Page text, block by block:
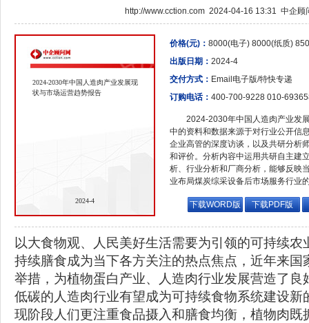
http://www.cction.com 2024-04-16 13:31 中企顾
2024-2030年中国人造肉产业发展现
状与市场运营趋势报告
2024-4
价格(元)： 8000(电子) 8000(纸质)
出版日期： 2024-4
交付方式： Email电子版/特快专递
订购电话： 400-700-9228 010-
2024-2030年中国人造肉产业发
中的资料和数据来源于对行业公开信
企业高管的深度访谈，以及共研分析
和评价。分析内容中运用共研自主建
析、行业分析和厂商分析，能够反映
业布局煤炭综采设备后市场服务行业
下载WORD版 下载PDF版
以大食物观、人民美好生活需要为引领的可持续农
持续膳食成为当下各方关注的热点焦点，近年来国
举措，为植物蛋白产业、人造肉行业发展营造了良
低碳的人造肉行业有望成为可持续食物系统建设新
现阶段人们更注重食品摄入和膳食均衡，植物肉既